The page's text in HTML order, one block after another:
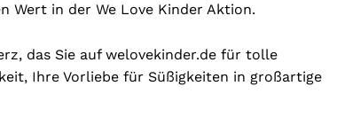
Wert in der We Love Kinder Aktion.
das Sie auf welovekinder.de für tolle
Ihre Vorliebe für Süßigkeiten in großartige